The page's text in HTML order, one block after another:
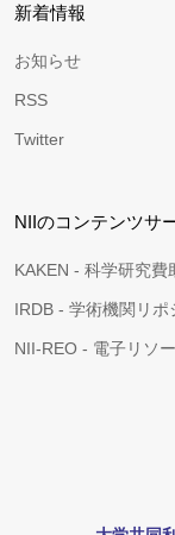
新着情報
お知らせ
RSS
Twitter
NIIのコンテンツサ
KAKEN - 科学研究費
IRDB - 学術機関リポ
NII-REO - 電子リソ